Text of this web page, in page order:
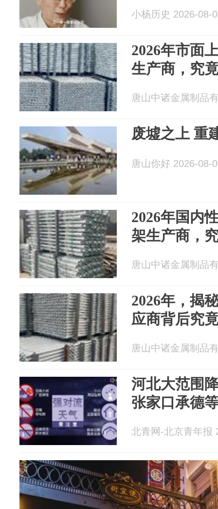
小杨历史 2026-08-
2026年市面
生产商，究
唐山中诸金属制品
废墟之上 重
唐山你好 2026-08-
2026年国内
架生产商，
唐山中诸金属制品
2026年，揭
应商背后究
唐山中诸金属制品
河北大范围
张家口承德
北青网-北京青年报